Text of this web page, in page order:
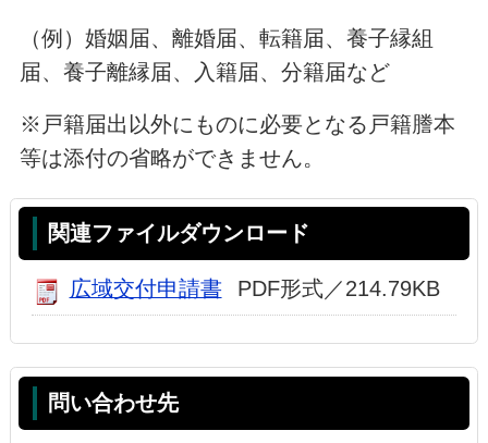
（例）婚姻届、離婚届、転籍届、養子縁組
届、養子離縁届、入籍届、分籍届など
※戸籍届出以外にものに必要となる戸籍謄本
等は添付の省略ができません。
関連ファイルダウンロード
広域交付申請書 PDF形式／214.79KB
問い合わせ先